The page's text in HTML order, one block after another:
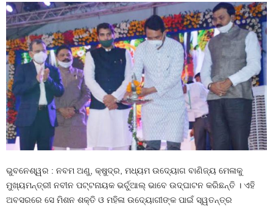
ଭୁବନେଶ୍ୱର : ନବମ ଅଣୁ, କ୍ଷୁଦ୍ର, ମଧ୍ୟମ ଉଦ୍ୟୋଗ ବାଣିଜ୍ୟ ମେଳାକୁ
ମୁଖ୍ୟମନ୍ତ୍ରୀ ନବୀନ ପଟ୍ଟନାୟକ ଭର୍ଚୁଆଲ୍‌ ଭାବେ ଉଦ୍‌ଘାଟନ କରିଛନ୍ତି । ଏହି
ଅବସରରେ ସେ ମିଶନ ଶକ୍ତି ଓ ମହିଳା ଉଦ୍ୟୋଗୀଙ୍କ ପାଇଁ ସ୍ୱତନ୍ତ୍ର